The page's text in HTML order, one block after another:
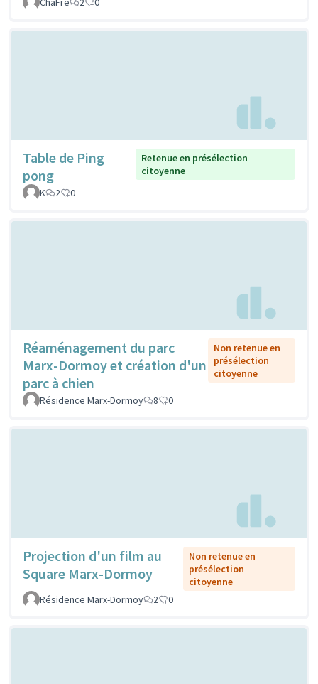
Table de Ping
pong
Retenue en présélection
citoyenne
K
2 0
Réaménagement du parc
Marx-Dormoy et création d'un
parc à chien
Non retenue en
présélection
citoyenne
Résidence Marx-Dormoy 8 0
Projection d'un film au
Square Marx-Dormoy
Non retenue en
présélection
citoyenne
Résidence Marx-Dormoy
2 0